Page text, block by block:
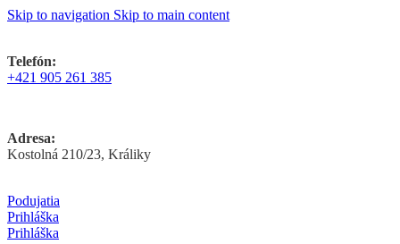
Skip to navigation Skip to main content
Telefón:
+421 905 261 385
Adresa:
Kostolná 210/23, Králiky
Podujatia
Prihláška
Prihláška